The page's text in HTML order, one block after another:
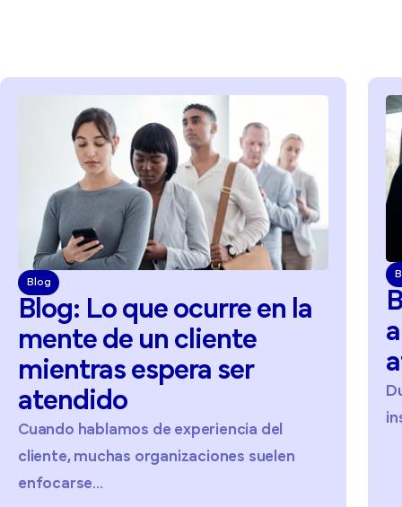
Blog
Blog: Lo que ocurre en la
mente de un cliente
mientras espera ser
atendido
Cuando hablamos de experiencia del
cliente, muchas organizaciones suelen
enfocarse...